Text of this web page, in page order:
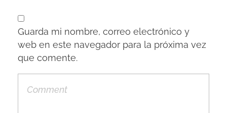
Guarda mi nombre, correo electrónico y
web en este navegador para la próxima vez
que comente.